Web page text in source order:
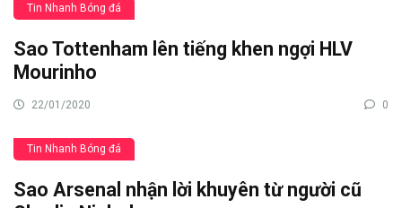
Tin Nhanh Bóng đá
Sao Tottenham lên tiếng khen ngợi HLV
Mourinho
22/01/2020 0
Tin Nhanh Bóng đá
Sao Arsenal nhận lời khuyên từ người cũ